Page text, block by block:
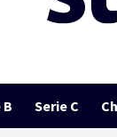
Serie C